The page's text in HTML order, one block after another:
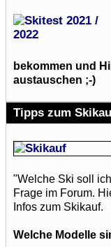
bekommen und
austauschen ;-)
Tipps zum
"Welche Ski soll
Frage im Forum.
Infos zum Skikauf.
Welche Modelle